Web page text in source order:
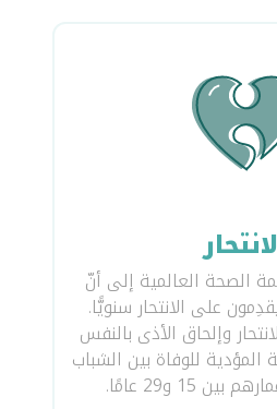
الصحة العالمية إلى أنّ
يقدِمون على الانتحار سنويًّا.
وإلحاق الأذى بالنفس
المؤدية للوفاة بين الشباب
15 و29 عامًا.